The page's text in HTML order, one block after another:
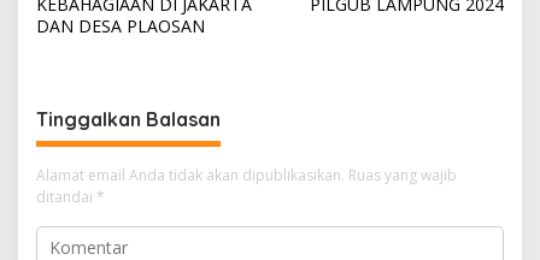
g
s
i
p
o
s
DAN DESA PLAOSAN
Tinggalkan Balasan
Alamat email Anda tidak akan dipublikasikan. Ruas yang wajib
ditandai *